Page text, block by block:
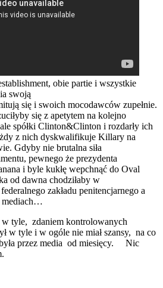
obie partie i wszystkie
swoją
się i swoich mocodawców zupełnie.
się z apetytem na kolejno
spółki Clinton&Clinton i rozdarły ich
z nich dyskwalifikuje Killary na
Gdyby nie brutalna siła
pewnego że prezydenta
i byle kukłę wepchnąć do Oval
od dawna chodziłaby w
zakładu penitencjarnego a
mediach…
w tyle, zdaniem kontrolowanych
w tyle i w ogóle nie miał szansy, na co
przez media od miesięcy. Nic